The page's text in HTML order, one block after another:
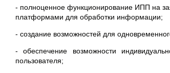
- полноценное функционирование ИПП на
платформами для обработки информации;
- создание возможностей для
- обеспечение возможности
пользователя;